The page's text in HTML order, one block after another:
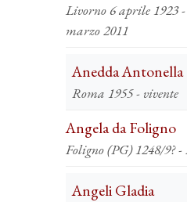
Livorno 6 aprile 1923
marzo 2011
Anedda Antonella
Roma 1955 - vivente
Angela da Foligno
Foligno (PG) 1248/9?
Angeli Gladia